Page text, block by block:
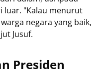
luar. "Kalau menurut
negara yang baik,
Jusuf.
Presiden